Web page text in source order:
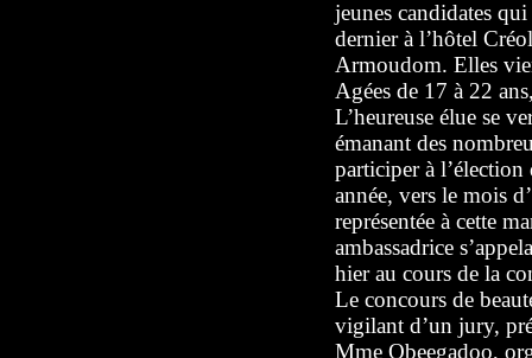
jeunes candidates
dernier à l’hôtel
Armoudom. Elles
Agées de 17 à 22
L’heureuse élue se
émanant des
participer à
année, vers le mois
représentée à cette
ambassadrice
hier au cours de la
Le concours de
vigilant d’un jury,
Mme Obeegadoo,